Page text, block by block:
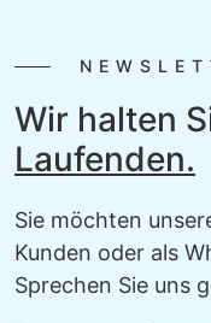
Wir halten
Laufenden.
Sie möchten
Kunden oder als
Sprechen Sie uns